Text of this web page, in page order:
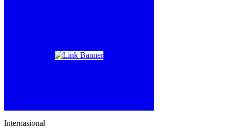
Internasional